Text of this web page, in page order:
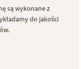
są wykonane z
do jakości